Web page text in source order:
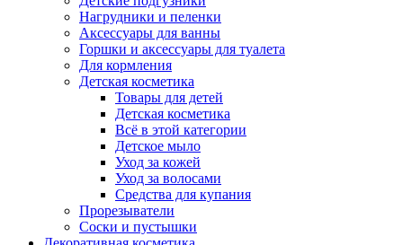
Нагрудники и пеленки
Аксессуары для ванны
Горшки и аксессуары для туалета
Для кормления
Детская косметика
Товары для детей
Детская косметика
Всё в этой категории
Детское мыло
Уход за кожей
Уход за волосами
Средства для купания
Прорезыватели
Соски и пустышки